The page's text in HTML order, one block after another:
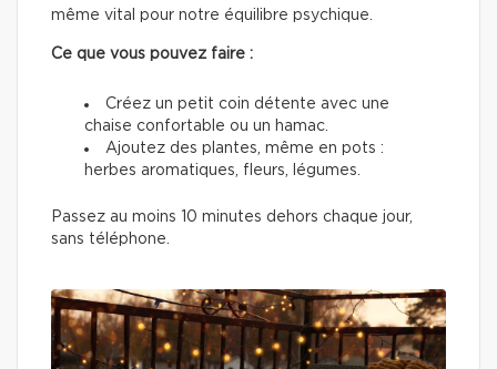
même vital pour notre équilibre psychique.
Ce que vous pouvez faire :
Créez un petit coin détente avec une
chaise confortable ou un hamac.
Ajoutez des plantes, même en pots :
herbes aromatiques, fleurs, légumes.
Passez au moins 10 minutes dehors chaque jour,
sans téléphone.